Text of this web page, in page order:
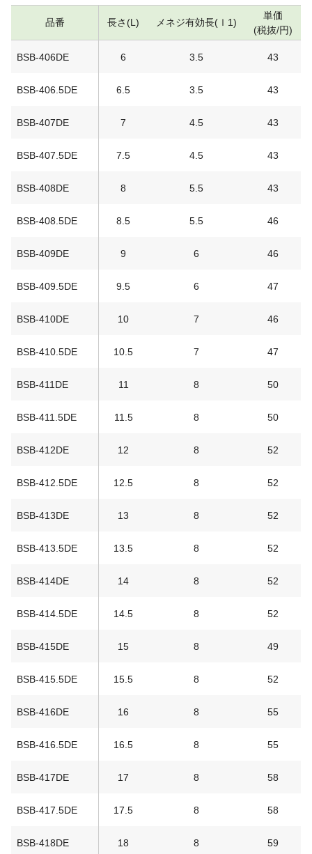
品番 長さ(L) メネジ有効長(ｌ1)
単価
(税抜/円)
BSB-406DE 6 3.5 43
BSB-406.5DE 6.5 3.5 43
BSB-407DE 7 4.5 43
BSB-407.5DE 7.5 4.5 43
BSB-408DE 8 5.5 43
BSB-408.5DE 8.5 5.5 46
BSB-409DE 9 6 46
BSB-409.5DE 9.5 6 47
BSB-410DE 10 7 46
BSB-410.5DE 10.5 7 47
BSB-411DE 11 8 50
BSB-411.5DE 11.5 8 50
BSB-412DE 12 8 52
BSB-412.5DE 12.5 8 52
BSB-413DE 13 8 52
BSB-413.5DE 13.5 8 52
BSB-414DE 14 8 52
BSB-414.5DE 14.5 8 52
BSB-415DE 15 8 49
BSB-415.5DE 15.5 8 52
BSB-416DE 16 8 55
BSB-416.5DE 16.5 8 55
BSB-417DE 17 8 58
BSB-417.5DE 17.5 8 58
BSB-418DE 18 8 59